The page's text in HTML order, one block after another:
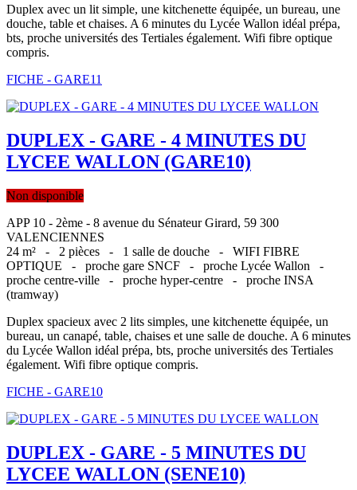
Duplex avec un lit simple, une kitchenette équipée, un bureau, une
douche, table et chaises. A 6 minutes du Lycée Wallon idéal prépa,
bts, proche universités des Tertiales également. Wifi fibre optique
compris.
FICHE - GARE11
DUPLEX - GARE - 4 MINUTES DU
LYCEE WALLON (GARE10)
Non disponible
APP 10 - 2ème - 8 avenue du Sénateur Girard, 59 300
VALENCIENNES
24 m² - 2 pièces - 1 salle de douche - WIFI FIBRE
OPTIQUE - proche gare SNCF - proche Lycée Wallon -
proche centre-ville - proche hyper-centre - proche INSA
(tramway)
Duplex spacieux avec 2 lits simples, une kitchenette équipée, un
bureau, un canapé, table, chaises et une salle de douche. A 6 minutes
du Lycée Wallon idéal prépa, bts, proche universités des Tertiales
également. Wifi fibre optique compris.
FICHE - GARE10
DUPLEX - GARE - 5 MINUTES DU
LYCEE WALLON (SENE10)